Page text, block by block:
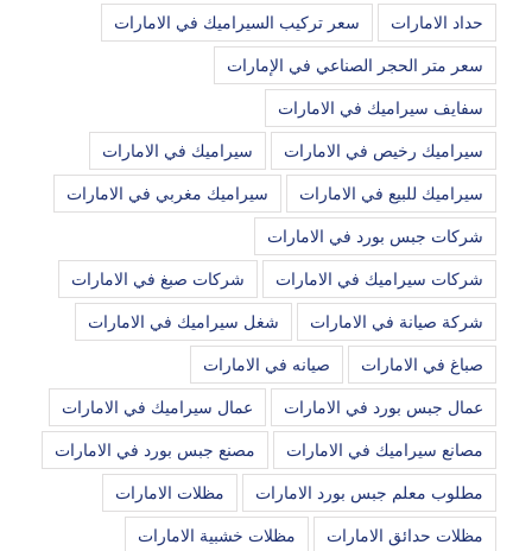
حداد الامارات سعر تركيب السيراميك في الامارات
سعر متر الحجر الصناعي في الإمارات
سفايف سيراميك في الامارات
سيراميك رخيص في الامارات سيراميك في الامارات
سيراميك للبيع في الامارات سيراميك مغربي في الامارات
شركات جبس بورد في الامارات
شركات سيراميك في الامارات شركات صبغ في الامارات
شركة صيانة في الامارات شغل سيراميك في الامارات
صباغ في الامارات صيانه في الامارات
عمال جبس بورد في الامارات عمال سيراميك في الامارات
مصانع سيراميك في الامارات مصنع جبس بورد في الامارات
مطلوب معلم جبس بورد الامارات مظلات الامارات
مظلات حدائق الامارات مظلات خشبية الامارات